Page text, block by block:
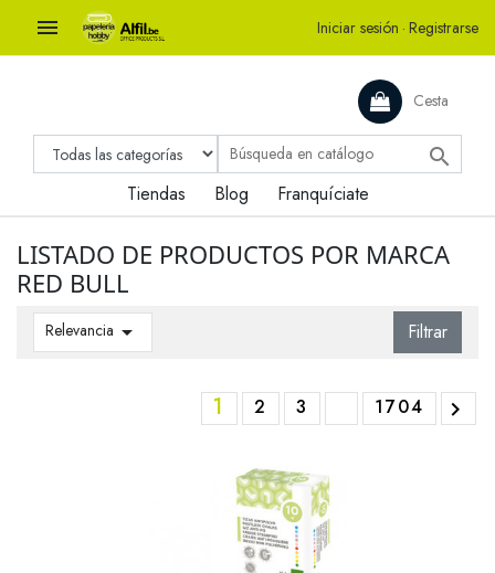
 Iniciar sesión · Registrarse
Cesta

Tiendas Blog Franquíciate
LISTADO DE PRODUCTOS POR MARCA
RED BULL
Relevancia  Filtrar
1 2 3 1704 